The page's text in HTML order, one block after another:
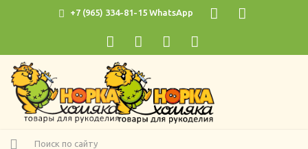
+7 (965) 334-81-15 WhatsApp